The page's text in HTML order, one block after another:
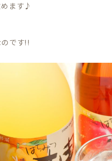
ます♪
です!!